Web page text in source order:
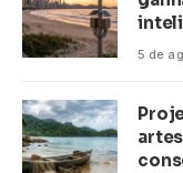
5 de